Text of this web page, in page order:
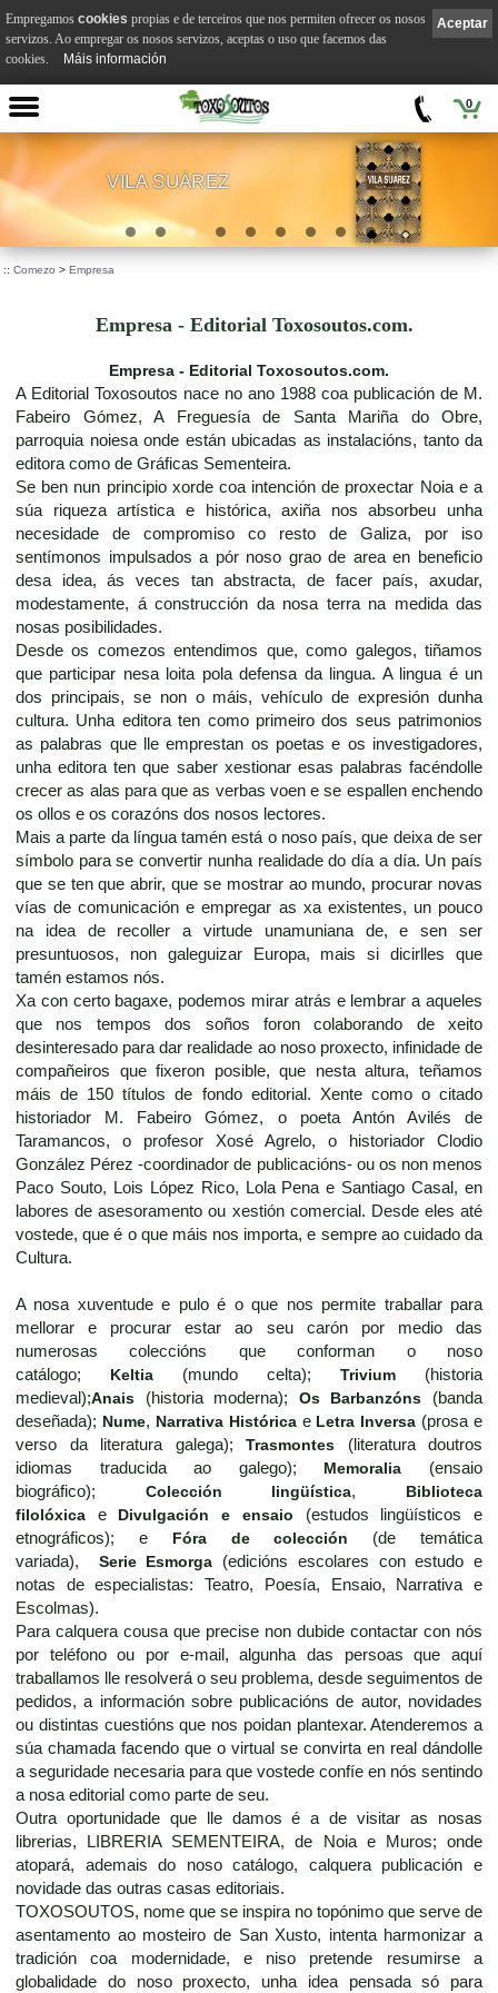
0
VILA SUÁREZ
:: Comezo > Empresa
Empresa - Editorial Toxosoutos.com.
Empresa - Editorial Toxosoutos.com.
A Editorial Toxosoutos nace no ano 1988 coa publicación de M.
Fabeiro Gómez, A Freguesía de Santa Mariña do Obre,
parroquia noiesa onde están ubicadas as instalacións, tanto da
editora como de Gráficas Sementeira.
Se ben nun principio xorde coa intención de proxectar Noia e a
súa riqueza artística e histórica, axiña nos absorbeu unha
necesidade de compromiso co resto de Galiza, por iso
sentímonos impulsados a pór noso grao de area en beneficio
desa idea, ás veces tan abstracta, de facer país, axudar,
modestamente, á construcción da nosa terra na medida das
nosas posibilidades.
Desde os comezos entendimos que, como galegos, tiñamos
que participar nesa loita pola defensa da lingua. A lingua é un
dos principais, se non o máis, vehículo de expresión dunha
cultura. Unha editora ten como primeiro dos seus patrimonios
as palabras que lle emprestan os poetas e os investigadores,
unha editora ten que saber xestionar esas palabras facéndolle
crecer as alas para que as verbas voen e se espallen enchendo
os ollos e os corazóns dos nosos lectores.
Mais a parte da língua tamén está o noso país, que deixa de ser
símbolo para se convertir nunha realidade do día a día. Un país
que se ten que abrir, que se mostrar ao mundo, procurar novas
vías de comunicación e empregar as xa existentes, un pouco
na idea de recoller a virtude unamuniana de, e sen ser
presuntuosos, non galeguizar Europa, mais si dicirlles que
tamén estamos nós.
Xa con certo bagaxe, podemos mirar atrás e lembrar a aqueles
que nos tempos dos soños foron colaborando de xeito
desinteresado para dar realidade ao noso proxecto, infinidade de
compañeiros que fixeron posible, que nesta altura, teñamos
máis de 150 títulos de fondo editorial. Xente como o citado
historiador M. Fabeiro Gómez, o poeta Antón Avilés de
Taramancos, o profesor Xosé Agrelo, o historiador Clodio
González Pérez -coordinador de publicacións- ou os non menos
Paco Souto, Lois López Rico, Lola Pena e Santiago Casal, en
labores de asesoramento ou xestión comercial. Desde eles até
vostede, que é o que máis nos importa, e sempre ao cuidado da
Cultura.
A nosa xuventude e pulo é o que nos permite traballar para
mellorar e procurar estar ao seu carón por medio das
numerosas coleccións que conforman o noso
catálogo; Keltia (mundo celta); Trivium (historia
medieval);Anais (historia moderna); Os Barbanzóns (banda
deseñada); Nume, Narrativa Históricae Letra Inversa (prosa e
verso da literatura galega); Trasmontes (literatura doutros
idiomas traducida ao galego); Memoralia (ensaio
biográfico); Colección lingüística, Biblioteca
filolóxica e Divulgación e ensaio (estudos lingüísticos e
etnográficos); e Fóra de colección (de temática
variada), Serie Esmorga (edicións escolares con estudo e
notas de especialistas: Teatro, Poesía, Ensaio, Narrativa e
Escolmas).
Para calquera cousa que precise non dubide contactar con nós
por teléfono ou por e-mail, algunha das persoas que aquí
traballamos lle resolverá o seu problema, desde seguimentos de
pedidos, a información sobre publicacións de autor, novidades
ou distintas cuestións que nos poidan plantexar. Atenderemos a
súa chamada facendo que o virtual se convirta en real dándolle
a seguridade necesaria para que vostede confíe en nós sentindo
a nosa editorial como parte de seu.
Outra oportunidade que lle damos é a de visitar as nosas
librerias, LIBRERIA SEMENTEIRA, de Noia e Muros; onde
atopará, ademais do noso catálogo, calquera publicación e
novidade das outras casas editoriais.
TOXOSOUTOS, nome que se inspira no topónimo que serve de
asentamento ao mosteiro de San Xusto, intenta harmonizar a
tradición coa modernidade, e niso pretende resumirse a
globalidade do noso proxecto, unha idea pensada só para
Aceptar
Empregamos cookies propias e de terceiros que nos permiten ofrecer os nosos
servizos. Ao empregar os nosos servizos, aceptas o uso que facemos das
cookies.
Máis información